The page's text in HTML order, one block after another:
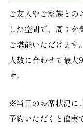
ご友人やご家族との
した空間で、周りを
ご堪能いただけます
人数に合わせて最大
す。
※当日のお席状況に
予約いただくと確実